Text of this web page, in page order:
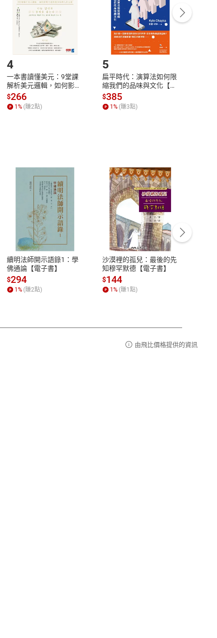
貨。
號，下載書籍後看書
性
參
客服資訊
服務時間：週一到週五 10:00-12:00、
13:00-17:00 (國定假日及例假日休息)
客服電話：0080-1857077
4
一本書讀懂美元：9堂課
解析美元邏輯，如何影響
全球經濟和每個人的投資
【電子書】
$266
1% (賺2點)
5
扁平時代：演算法如何限
縮我們的品味與文化【電
子書】
$385
1% (賺3點)
續明法師開示語錄1：學
佛通論【電子書】
$294
1% (賺2點)
沙漠裡的孤兒：最後的先
知穆罕默德【電子書】
$144
1% (賺1點)
由飛比價格提供的資訊